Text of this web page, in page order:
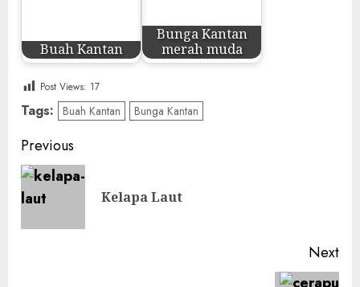
Buah Kantan
Bunga Kantan
merah muda
Post Views: 17
Tags: Buah Kantan Bunga Kantan
Post
navigation
Previous
Kelapa Laut
Next